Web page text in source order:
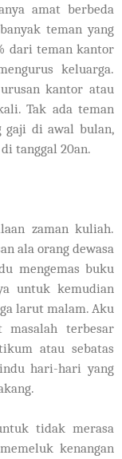
amat berbeda
teman yang
dari teman kantor
keluarga.
kantor atau
Tak ada teman
gaji di awal bulan,
tanggal 20an.
zaman kuliah.
ala orang dewasa
mengemas buku
untuk kemudian
larut malam. Aku
masalah terbesar
atau sebatas
hari-hari yang
tidak merasa
kenangan